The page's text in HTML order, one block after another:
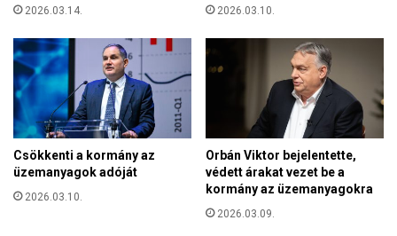
p
é
s
é
t
k
ö
v
e
o
b
a
n
2026.03.14. 2026.03.10.
Csökkenti a kormány az
üzemanyagok adóját
2026.03.10.
Orbán Viktor bejelentette,
védett árakat vezet be a
kormány az üzemanyagokra
2026.03.09.